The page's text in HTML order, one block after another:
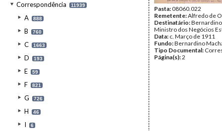
Correspondência 11939
A 888
B 760
C 1663
D 193
E 59
F 821
G 726
H 46
I 6
Pasta:08060.022
Remetente:Alfredo de
Destinatário:
Ministro dos Negócios
Data: c. Março de 1911
Fundo:Bernardino
Tipo Documental:
Página(s):2